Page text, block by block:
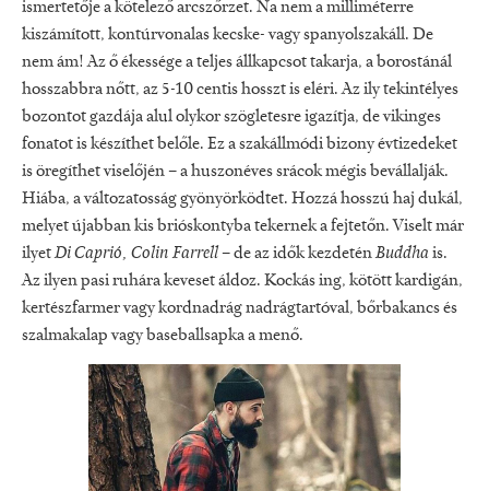
ismertetője a kötelező arcszőrzet. Na nem a milliméterre
kiszámított, kontúrvonalas kecske- vagy spanyolszakáll. De
nem ám! Az ő ékessége a teljes állkapcsot takarja, a borostánál
hosszabbra nőtt, az 5-10 centis hosszt is eléri. Az ily tekintélyes
bozontot gazdája alul olykor szögletesre igazítja, de vikinges
fonatot is készíthet belőle. Ez a szakállmódi bizony évtizedeket
is öregíthet viselőjén – a huszonéves srácok mégis bevállalják.
Hiába, a változatosság gyönyörködtet. Hozzá hosszú haj dukál,
melyet újabban kis brióskontyba tekernek a fejtetőn. Viselt már
ilyetDi Caprió, Colin Farrell– de az idők kezdeténBuddhais.
Az ilyen pasi ruhára keveset áldoz. Kockás ing, kötött kardigán,
kertészfarmer vagy kordnadrág nadrágtartóval, bőrbakancs és
szalmakalap vagy baseballsapka a menő.